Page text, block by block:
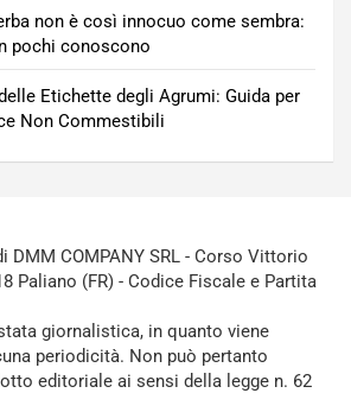
non è così innocuo come sembra:
pochi conoscono
Etichette degli Agrumi: Guida per
Non Commestibili
DMM COMPANY SRL - Corso Vittorio
Paliano (FR) - Codice Fiscale e Partita
giornalistica, in quanto viene
periodicità. Non può pertanto
editoriale ai sensi della legge n. 62